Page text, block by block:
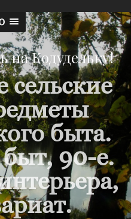
на Кодудельку!
быта.
90-е.